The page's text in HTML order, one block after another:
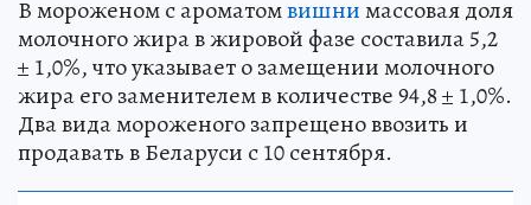
В мороженом с ароматомвишнимассовая доля
молочного жира в жировой фазе составила 5,2
± 1,0%, что указывает о замещении молочного
жира его заменителем в количестве 94,8 ± 1,0%.
Два вида мороженого запрещено ввозить и
продавать в Беларуси с 10 сентября.